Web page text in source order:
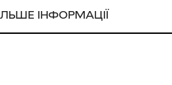
ІНФОРМАЦІЇ